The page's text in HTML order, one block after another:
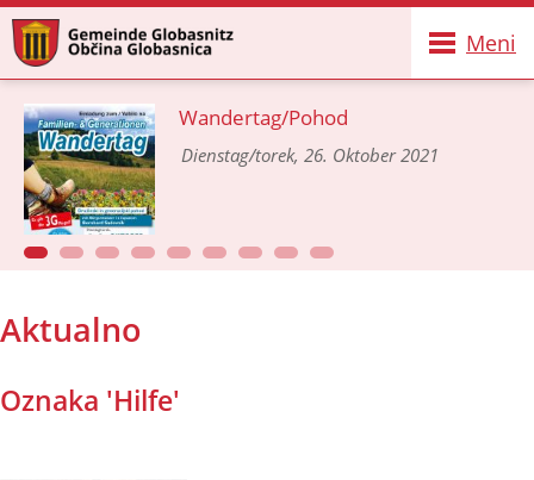
Meni
Wandertag/Pohod
Dienstag/torek, 26. Oktober 2021
Aktualno
Oznaka 'Hilfe'